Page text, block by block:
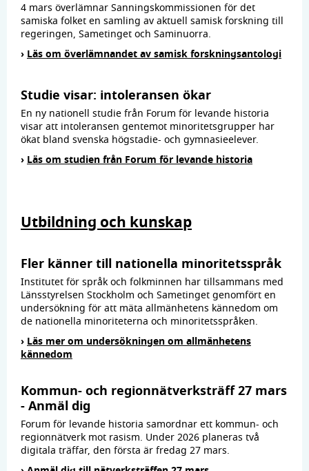
4 mars överlämnar Sanningskommissionen för det
samiska folket en samling av aktuell samisk forskning till
regeringen, Sametinget och Saminuorra.
› Läs om överlämnandet av samisk forskningsantologi
Studie visar: intoleransen ökar
En ny nationell studie från Forum för levande historia
visar att intoleransen gentemot minoritetsgrupper har
ökat bland svenska högstadie- och gymnasieelever.
› Läs om studien från Forum för levande historia
Utbildning och kunskap
Fler känner till nationella minoritetsspråk
Institutet för språk och folkminnen har tillsammans med
Länsstyrelsen Stockholm och Sametinget genomfört en
undersökning för att mäta allmänhetens kännedom om
de nationella minoriteterna och minoritetsspråken.
› Läs mer om undersökningen om allmänhetens
kännedom
Kommun- och regionnätverksträff 27 mars
- Anmäl dig
Forum för levande historia samordnar ett kommun- och
regionnätverk mot rasism. Under 2026 planeras två
digitala träffar, den första är fredag 27 mars.